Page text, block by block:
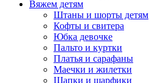
Вяжем детям
Штаны и шорты детям
Кофты и свитера
Юбка девочке
Пальто и куртки
Платья и сарафаны
Маечки и жилетки
Шапки и шарфики